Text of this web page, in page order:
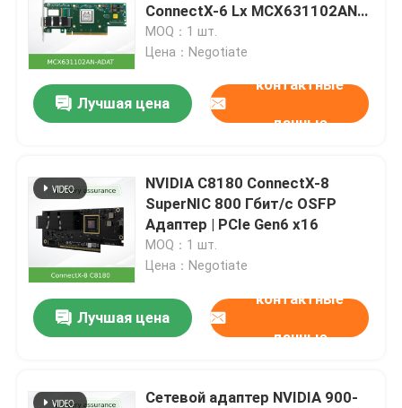
ConnectX-6 Lx MCX631102AN-
ADAT
MOQ：1 шт.
Цена：Negotiate
Лучшая цена
контактные
данные
NVIDIA C8180 ConnectX-8
SuperNIC 800 Гбит/с OSFP
Адаптер | PCIe Gen6 x16
MOQ：1 шт.
Цена：Negotiate
Лучшая цена
контактные
данные
Сетевой адаптер NVIDIA 900-